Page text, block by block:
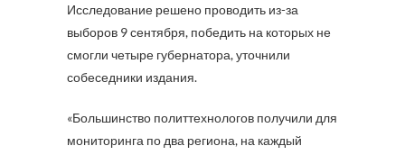
Исследование решено проводить из-за
выборов 9 сентября, победить на которых не
смогли четыре губернатора, уточнили
собеседники издания.
«​Большинство политтехнологов получили для
мониторинга по два региона, на каждый